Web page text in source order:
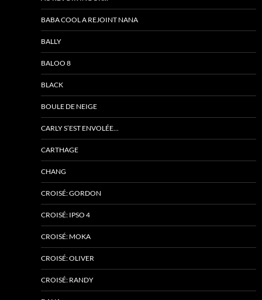
BABA COOL A REJOINT NANA
BALLY
BALOO 8
BLACK
BOULE DE NEIGE
CARLY S’EST ENVOLÉE…
CARTHAGE
CHANG
CROISÉ: GORDON
CROISÉ: IPSO 4
CROISÉ: MOKA
CROISÉ: OLIVER
CROISÉ: RANDY